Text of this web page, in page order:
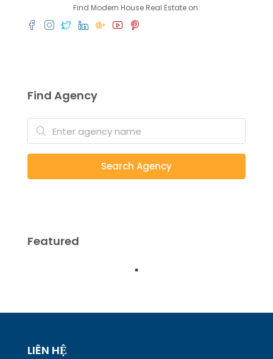
Find Modern House Real Estate on:
Find Agency
Search Agency
Featured
LIÊN HỆ